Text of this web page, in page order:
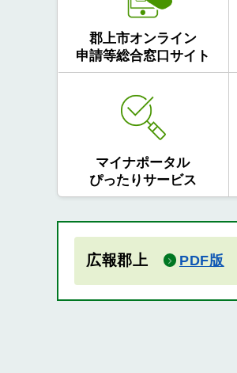
郡上市オンライン
申請等総合窓口サイト
マイナポータル
ぴったりサービス
広報郡上 PDF版